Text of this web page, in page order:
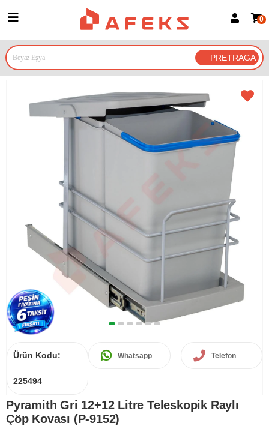
Prijava za članove
Prijavite se Google nalogom
0
Ürün Kodu:
225494
Whatsapp Telefon
Pyramith Gri 12+12 Litre Teleskopik Raylı
Çöp Kovası (P-9152)